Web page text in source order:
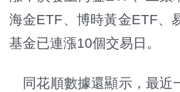
海金ETF、博時黃金ETF、
基金已連漲10個交易日。
同花順數據還顯示，最近